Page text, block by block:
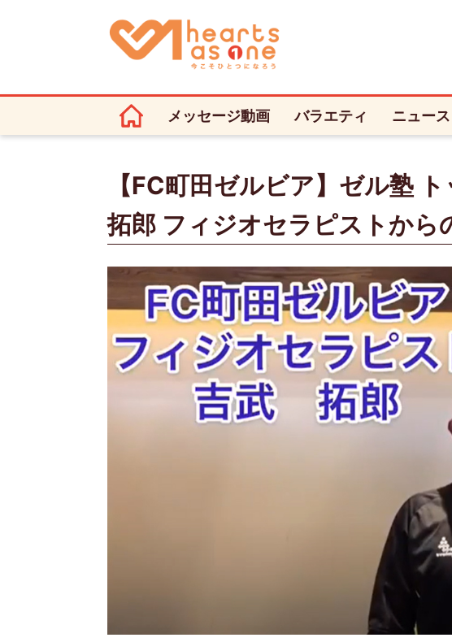
メッセージ動画 バラエティ ニュース
【FC町田ゼルビア】ゼル塾
拓郎 フィジオセラピストから